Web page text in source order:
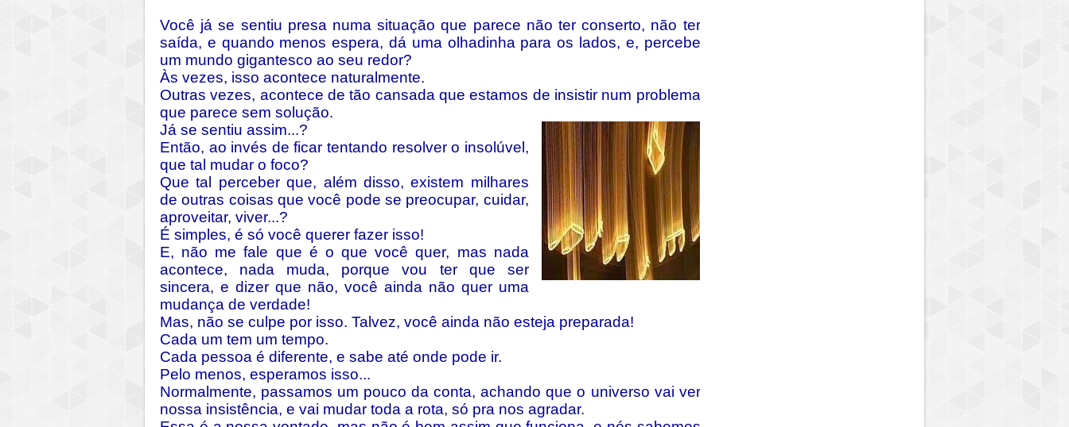
Você já se sentiu presa numa situação que parece não ter conserto, não ter
saída, e quando menos espera, dá uma olhadinha para os lados, e, percebe
um mundo gigantesco ao seu redor?
Às vezes, isso acontece naturalmente.
Outras vezes, acontece de tão cansada que estamos de insistir num problema
que parece sem solução.
Já se sentiu assim...?
Então, ao invés de ficar tentando resolver o insolúvel,
que tal mudar o foco?
Que tal perceber que, além disso, existem milhares
de outras coisas que você pode se preocupar, cuidar,
aproveitar, viver...?
É simples, é só você querer fazer isso!
E, não me fale que é o que você quer, mas nada
acontece, nada muda, porque vou ter que ser
sincera, e dizer que não, você ainda não quer uma
mudança de verdade!
Mas, não se culpe por isso. Talvez, você ainda não esteja preparada!
Cada um tem um tempo.
Cada pessoa é diferente, e sabe até onde pode ir.
Pelo menos, esperamos isso...
Normalmente, passamos um pouco da conta, achando que o universo vai ver
nossa insistência, e vai mudar toda a rota, só pra nos agradar.